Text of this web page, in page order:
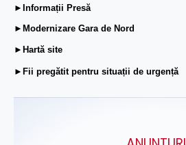
►Informații Presă
►Modernizare Gara de Nord
►Hartă site
►Fii pregătit pentru situații de urgență